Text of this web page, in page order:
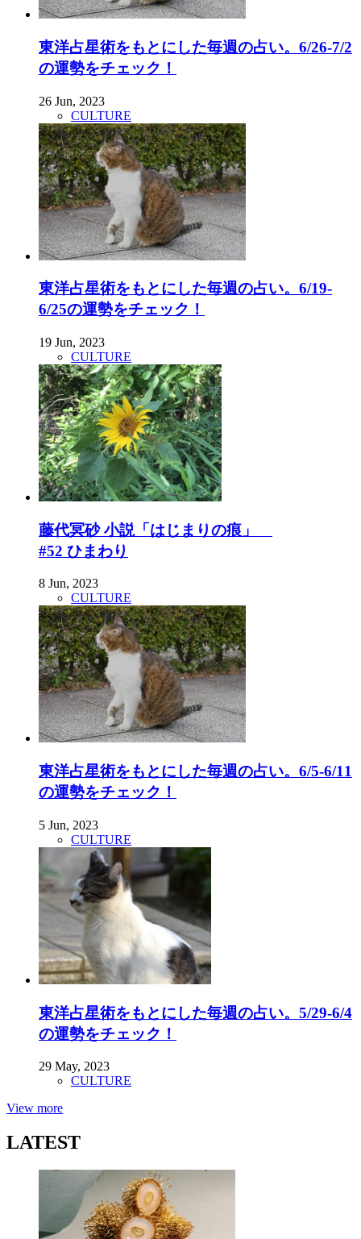
東洋占星術をもとにした毎週の占い。6/26-7/2
の運勢をチェック！
26 Jun, 2023
CULTURE
東洋占星術をもとにした毎週の占い。6/19-
6/25の運勢をチェック！
19 Jun, 2023
CULTURE
藤代冥砂 小説「はじまりの痕」
#52 ひまわり
8 Jun, 2023
CULTURE
東洋占星術をもとにした毎週の占い。6/5-6/11
の運勢をチェック！
5 Jun, 2023
CULTURE
東洋占星術をもとにした毎週の占い。5/29-6/4
の運勢をチェック！
29 May, 2023
CULTURE
View more
LATEST